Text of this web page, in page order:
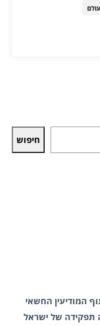
חיפוש
המודיעין החשאי